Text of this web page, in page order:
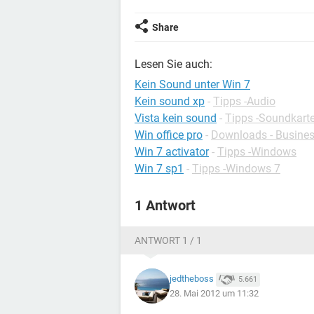
Share
Lesen Sie auch:
Kein Sound unter Win 7
Kein sound xp - Tipps -Audio
Vista kein sound - Tipps -
Win office pro - Downloads -
Win 7 activator - Tipps -Windows
Win 7 sp1 - Tipps -Windows 7
1 Antwort
ANTWORT 1 / 1
jedtheboss 5.661
28. Mai 2012 um 11:32